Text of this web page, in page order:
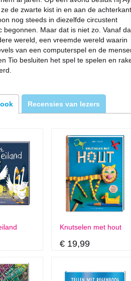
de zwarte kist in en aan de achterkant
nog steeds in diezelfde circustent
Maar dat is niet zo. Vanaf
wereld, een vreemde wereld waarin
van een computerspel en de
Tio besluiten het spel te spelen en
Recensies van lezers
Knutselen met hout
€ 19,99